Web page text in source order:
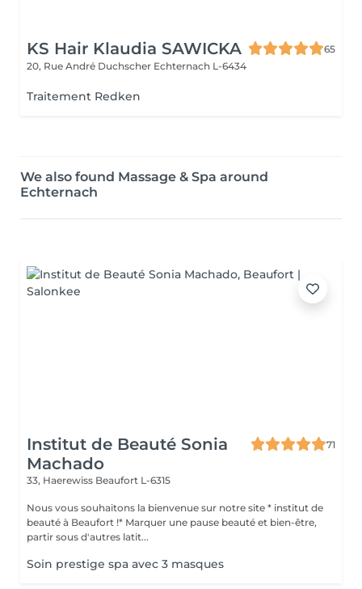
KS Hair Klaudia SAWICKA
65
20, Rue André Duchscher Echternach L-6434
Traitement Redken
We also found Massage & Spa around
Echternach
Institut de Beauté Sonia
Machado
71
33, Haerewiss Beaufort L-6315
Nous vous souhaitons la bienvenue sur notre site * institut de
beauté à Beaufort !* Marquer une pause beauté et bien-être,
partir sous d'autres latit...
Soin prestige spa avec 3 masques